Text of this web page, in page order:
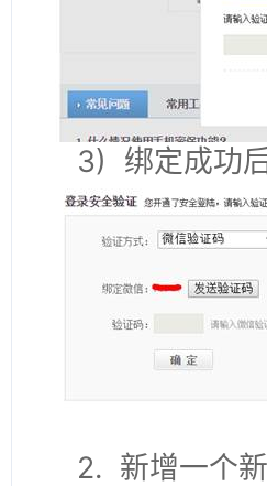
3) 绑定成功
2. 新增一个